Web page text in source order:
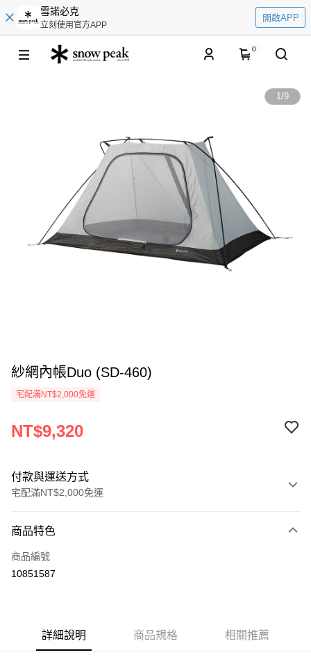
雪諾必克
立刻使用官方APP
開啟APP
0
1/9
紗網內帳Duo (SD-460)
宅配滿NT$2,000免運
NT$9,320
付款與運送方式
宅配滿NT$2,000免運
信用卡一次付款
信用卡分期付款
上海商業儲蓄銀行
台北富邦商業銀行
國泰世華商業銀行
合作金庫商業銀行
第一商業銀行
LINE Pay
商品特色
商品編號
10851587
詳細說明 商品規格 相關推薦